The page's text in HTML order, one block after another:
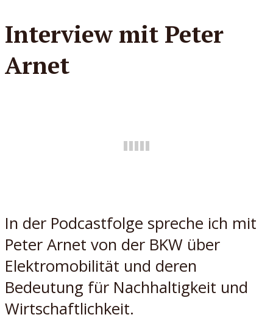
Interview mit Peter
Arnet
In der Podcastfolge spreche ich mit
Peter Arnet von der BKW über
Elektromobilität und deren
Bedeutung für Nachhaltigkeit und
Wirtschaftlichkeit.